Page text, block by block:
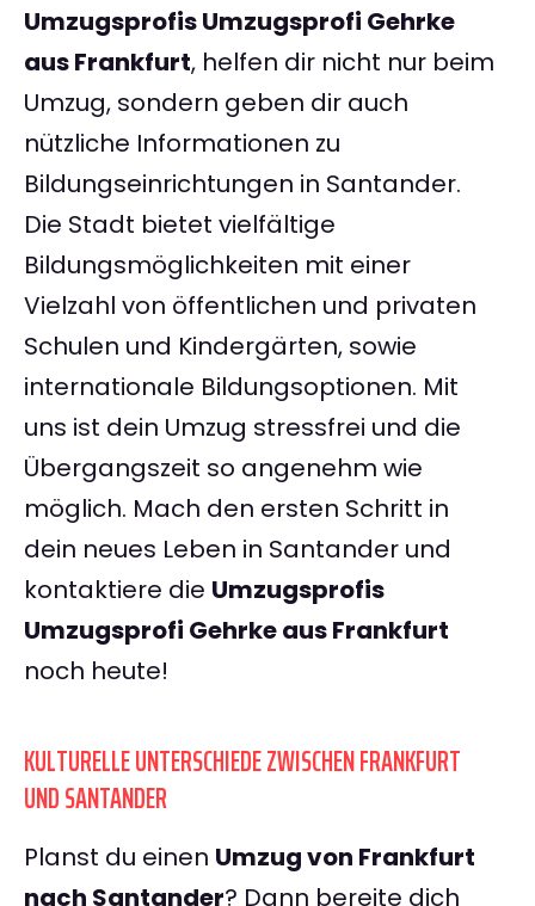
Umzugsprofis Umzugsprofi Gehrke
aus Frankfurt, helfen dir nicht nur beim
Umzug, sondern geben dir auch
nützliche Informationen zu
Bildungseinrichtungen in Santander.
Die Stadt bietet vielfältige
Bildungsmöglichkeiten mit einer
Vielzahl von öffentlichen und privaten
Schulen und Kindergärten, sowie
internationale Bildungsoptionen. Mit
uns ist dein Umzug stressfrei und die
Übergangszeit so angenehm wie
möglich. Mach den ersten Schritt in
dein neues Leben in Santander und
kontaktiere die Umzugsprofis
Umzugsprofi Gehrke aus Frankfurt
noch heute!
KULTURELLE UNTERSCHIEDE ZWISCHEN FRANKFURT
UND SANTANDER
Planst du einen Umzug von Frankfurt
nach Santander? Dann bereite dich